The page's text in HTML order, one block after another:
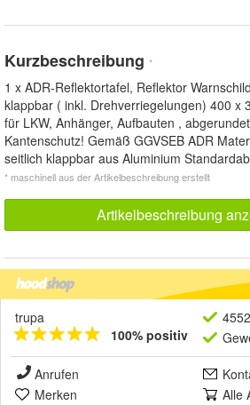
Kurzbeschreibung *
1 x ADR-Reflektortafel, Reflektor
klappbar ( inkl. Drehverriegelungen) 400 x
für LKW, Anhänger, Aufbauten ,
Kantenschutz! Gemäß GGVSEB ADR
seitlich klappbar aus Aluminium
* maschinell aus der Artikelbeschreibung erstellt
Artikelbeschreibung
trupa
100% positiv
Anrufen
Merken
Alle